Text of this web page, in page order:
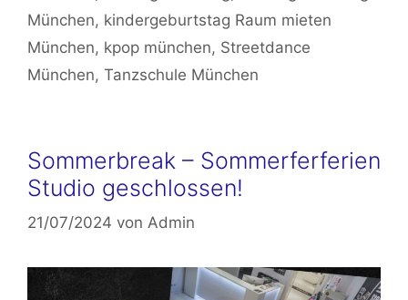
München, kindergeburtstag Raum mieten
München, kpop münchen, Streetdance
München, Tanzschule München
Sommerbreak – Sommerferferien
Studio geschlossen!
21/07/2024 von Admin